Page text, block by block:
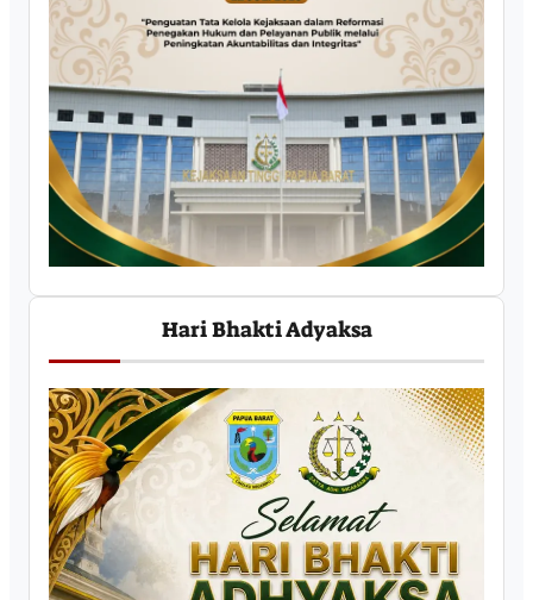
Hari Bhakti Adyaksa